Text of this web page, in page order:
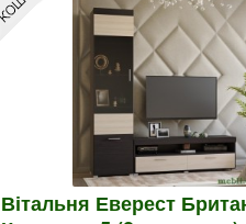
Вітальня Еверест